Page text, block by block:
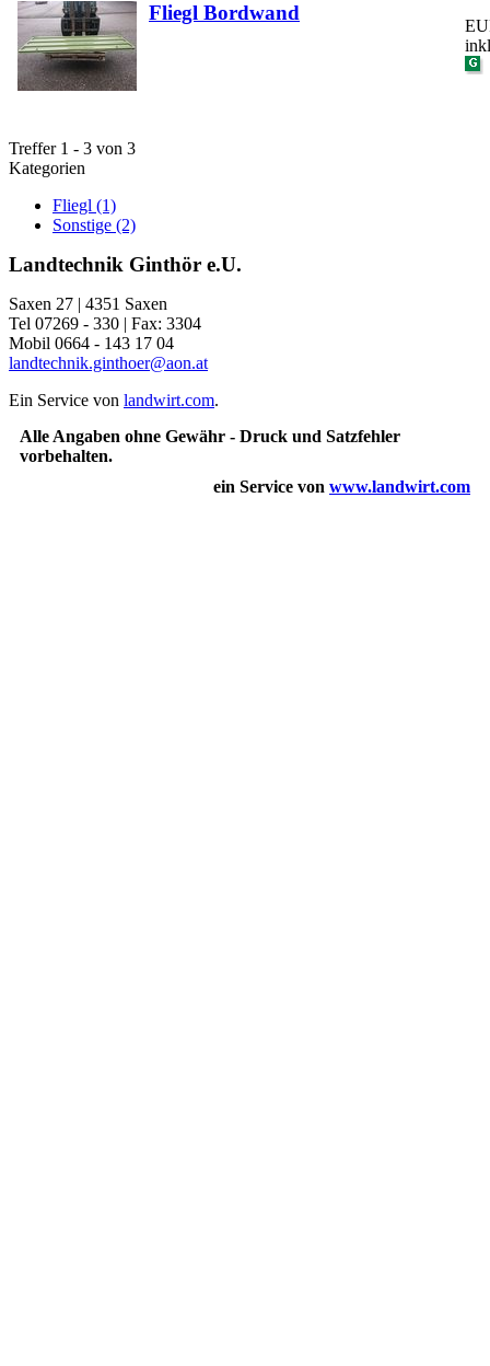
Fliegl Bordwand
Treffer 1 - 3 von 3
Kategorien
Fliegl (1)
Sonstige (2)
Landtechnik Ginthör e.U.
Saxen 27 | 4351 Saxen
Tel 07269 - 330 | Fax: 3304
Mobil 0664 - 143 17 04
landtechnik.ginthoer@aon.at
Ein Service von landwirt.com.
Alle Angaben ohne Gewähr - Druck und Satzfehler
vorbehalten.
ein Service von www.landwirt.com